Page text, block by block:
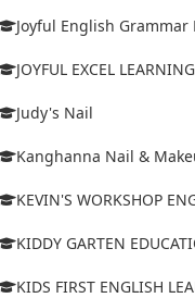
Joyful English Grammar
JOYFUL EXCEL
Judy's Nail
Kanghanna Nail &
KEVIN'S WORKSHOP
KIDDY GARTEN
KIDS FIRST ENGLISH